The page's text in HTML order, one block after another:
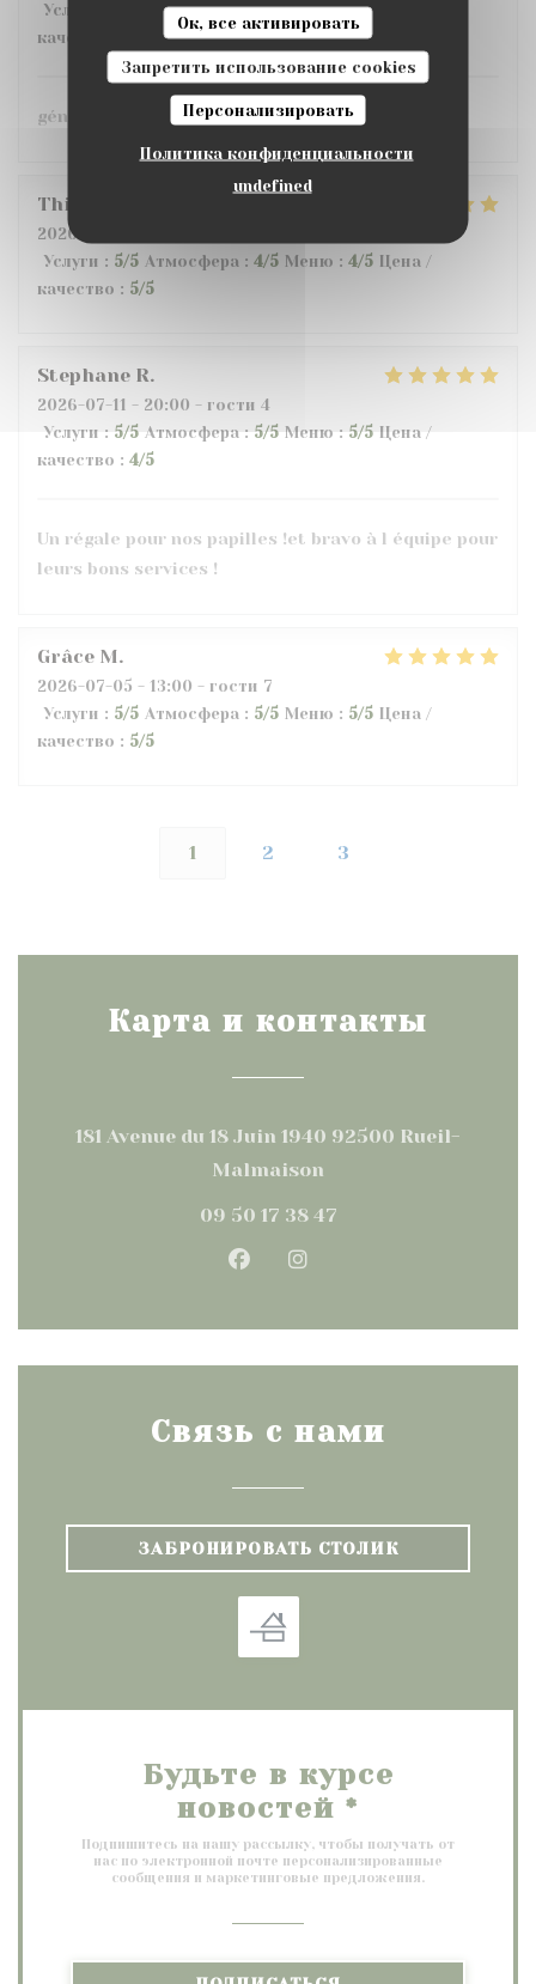
Ок, все активировать
Запретить использование cookies
Персонализировать
Политика конфиденциальности
undefined
Услуги
Атмосфера: 5/5 Меню: 5/5
качество
génial !
Thibaut
2026-07-12
Услуги : 5/5 Атмосфера : 4/5 Меню : 4/5
Цена /
качество : 5/5
Stephane R
2026-07-11 - 20:00 - гости 4
Услуги : 5/5 Атмосфера : 5/5 Меню : 5/5 Цена /
качество : 4/5
Un régale pour nos papilles !et bravo à l équipe pour
leurs bons services !
Grâce M
2026-07-05 - 13:00 - гости 7
Услуги : 5/5 Атмосфера : 5/5 Меню : 5/5 Цена /
качество : 5/5
1 2 3
Карта и контакты
181 Avenue du 18 Juin 1940 92500 Rueil-
Malmaison
09 50 17 38 47
Facebook ((открывается
Связь с нами
ЗАБРОНИРОВАТЬ СТОЛИК
Будьте в курсе
новостей *
Подпишитесь на нашу рассылку, чтобы получать от
нас по электронной почте персонализированные
сообщения и маркетинговые предложения.